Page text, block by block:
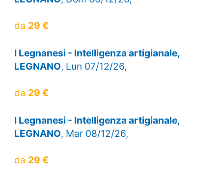
da 29 €
I Legnanesi - Intelligenza artigianale,
LEGNANO, Lun 07/12/26,
da 29 €
I Legnanesi - Intelligenza artigianale,
LEGNANO, Mar 08/12/26,
da 29 €